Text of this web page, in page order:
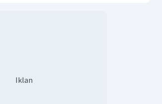
Iklan